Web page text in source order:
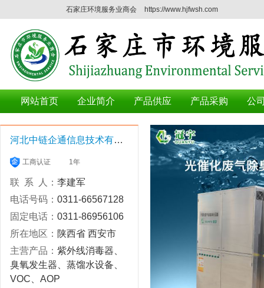
石家庄环境服务业商会 https://www.hjfwsh.com
网站首页 企业简介 产品供应 产品采购 公
河北中链企通信息技术有限公司
工商认证 1年
联 系 人： 李建军
电话号码： 0311-66567128
固定电话： 0311-86956106
所在地区： 陕西省 西安市
主营产品： 紫外线消毒器、
臭氧发生器、蒸馏水设备、
VOC、AOP